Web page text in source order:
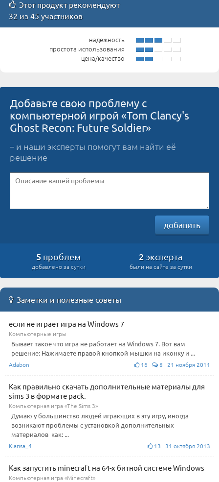
Этот продукт рекомендуют
32 из 45 участников
надежность
простота использования
цена/качество
Добавьте свою проблему с
компьютерной игрой «Tom Clancy's
Ghost Recon: Future Soldier»
– и наши эксперты помогут вам найти её
решение
добавить
5 проблем
добавлено за сутки
2 эксперта
были на сайте за сутки
Заметки и полезные советы
если не играет игра на Windows 7
Компьютерные игры
Бывает такое что игра не работает на Windows 7. Вот вам
решение: Нажимаете правой кнопкой мышки на иконку и ...
Adabon 16 8 21 ноября 2011
Как правильно скачать дополнительные материалы для
sims 3 в формате pack.
Компьютерная игра «The Sims 3»
Думаю у большинство людей играющих в эту игру, иногда
возникают проблемы с установкой дополнительных
материалов как: ...
Klarisa_4 13 31 октября 2013
Как запустить minecraft на 64-х битной системе Windows
Компьютерная игра «Minecraft»